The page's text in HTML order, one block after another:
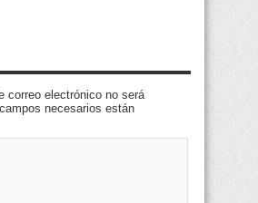
correo electrónico no será
necesarios están